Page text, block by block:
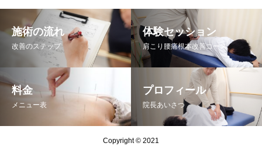
施術の流れ
改善のステップ
体験セッション
肩こり腰痛根本改善コース
料金
メニュー表
プロフィール
院長あいさつ
Copyright © 2021